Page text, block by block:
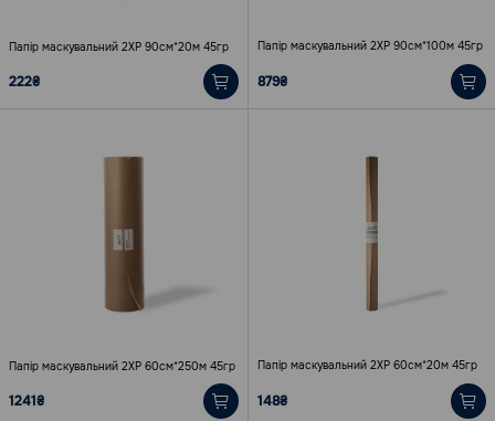
Папір маскувальний 2XP 90см*20м 45гр
222₴
Папір маскувальний 2XP 90см*100м 45гр
879₴
Папір маскувальний 2XP 60см*250м 45гр
1241₴
Папір маскувальний 2XP 60см*20м 45гр
148₴